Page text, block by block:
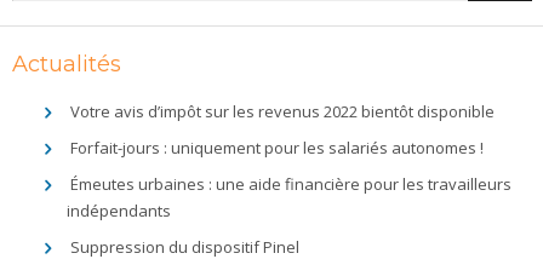
Actualités
Votre avis d’impôt sur les revenus 2022 bientôt disponible
Forfait-jours : uniquement pour les salariés autonomes !
Émeutes urbaines : une aide financière pour les travailleurs
indépendants
Suppression du dispositif Pinel